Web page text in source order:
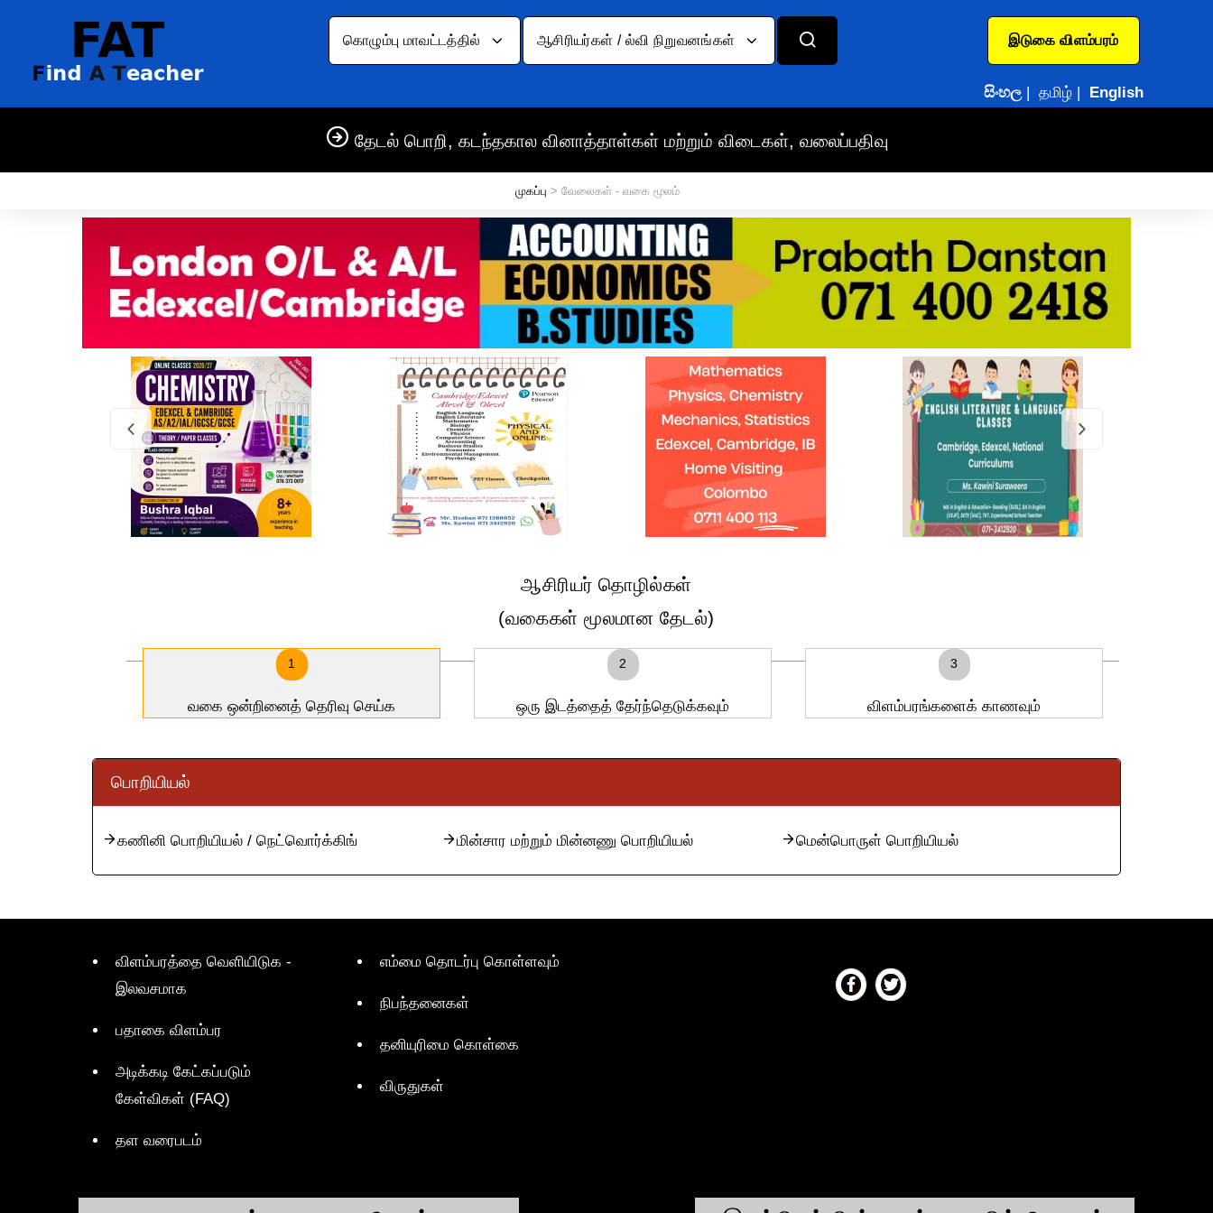
கொழும்பு மாவட்டத்தில் ஆசிரியர்கள் / ல்வி நிறுவனங்கள் இடுகை விளம்பரம்
සිංහල|தமிழ் | English
தேடல் பொறி, கடந்தகால வினாத்தாள்கள் மற்றும் விடைகள், வலைப்பதிவு
முகப்பு > வேலைகள் - வகை மூலம்
ஆசிரியர் தொழில்கள்
(வகைகள் மூலமான தேடல்)
1
வகை ஒன்றினைத் தெரிவு செய்க
2
ஒரு இடத்தைத் தேர்ந்தெடுக்கவும்
3
விளம்பரங்களைக் காணவும்
பொறியியல்
கணினி பொறியியல் / நெட்வொர்க்கிங் மின்சார மற்றும் மின்னணு பொறியியல் மென்பொருள் பொறியியல்
விளம்பரத்தை வெளியிடுக -
இலவசமாக
பதாகை விளம்பர
அடிக்கடி கேட்கப்படும்
கேள்விகள் (FAQ)
தள வரைபடம்
எம்மை தொடர்பு கொள்ளவும்
நிபந்தனைகள்
தனியுரிமை கொள்கை
விருதுகள்